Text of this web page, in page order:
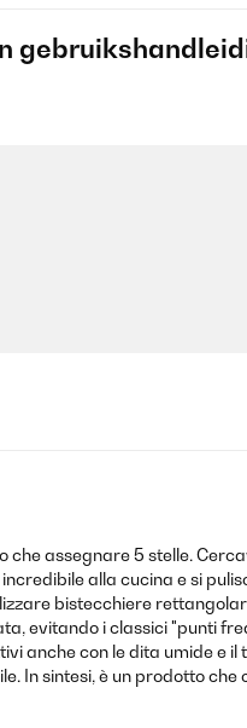
che assegnare 5 stelle.
alla cucina e si
bistecchiere
evitando i classici "punti
anche con le dita umide e
In sintesi, è un prodotto che